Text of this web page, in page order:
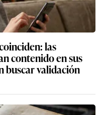
las
contenido en sus
buscar validación